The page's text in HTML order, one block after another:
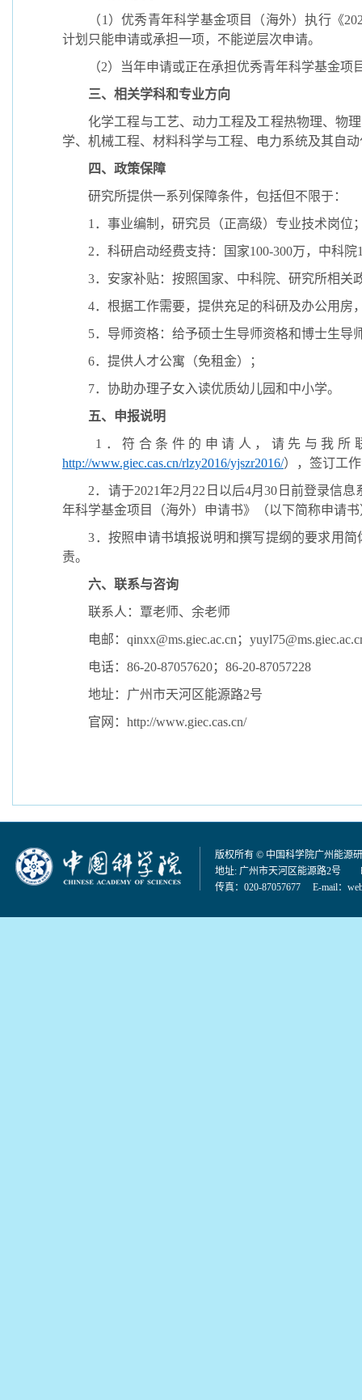
（1 ）优秀青年科学基金项目（海外）执行《
计划只能申请或承担一项，不能逆层次申请。
（2）当年申请或正在承担优秀青年科学基金项
三、相关学科和专业方向
化学工程与工艺、动力工程及工程热物理、物
学、机械工程、材料科学与工程、电力系统及其自
四、政策保障
研究所提供一系列保障条件，包括但不限于：
1 ．事业编制，研究员（正高级）专业技术岗位
2．科研启动经费支持：国家100-300万，中科院
3．安家补贴：按照国家、中科院、研究所相关
4．根据工作需要，提供充足的科研及办公用
5．导师资格：给予硕士生导师资格和博士生导
6．提供人才公寓（免租金）；
7．协助办理子女入读优质幼儿园和中小学。
五、申报说明
1 ．符合条件的申请人，请先与我
http://www.giec.cas.cn/rlzy2016/yjszr2016/），签订工
2．请于2021年2月 22 日以后4月30 日前登录信
年科学基金项目（海外）申请书》（以下简称申请
3．按照申请书填报说明和撰写提纲的要求用
责。
六、联系与咨询
联系人：覃老师、余老师
电邮： qinxx@ms.giec.ac.cn ；
电话： 86-20-87057620； 86-20-87057228
地址：广州市天河区能源路2号
官网： http://www.giec.cas.cn/
版权所有 © 中国科学院广州能源
地址: 广州市天河区能源路2号
传真：020-87057677 E-mail：